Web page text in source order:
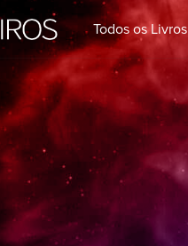
Todos os Livros